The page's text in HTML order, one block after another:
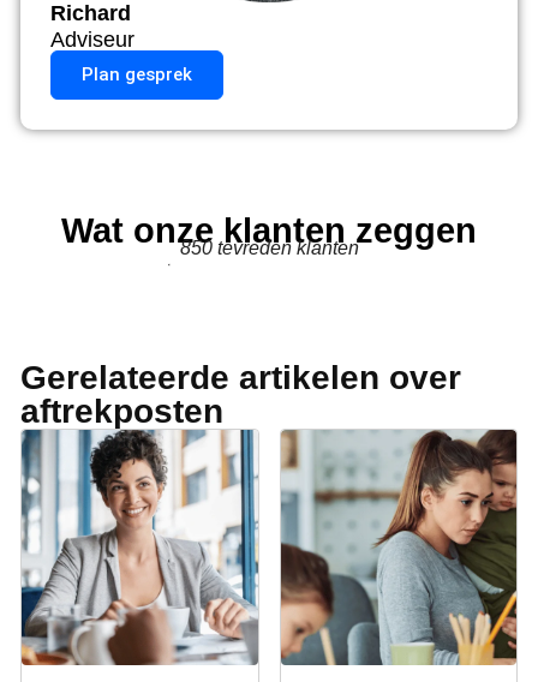
Richard
Adviseur
Plan gesprek
Wat onze klanten zeggen
850 tevreden klanten
Gerelateerde artikelen over
aftrekposten